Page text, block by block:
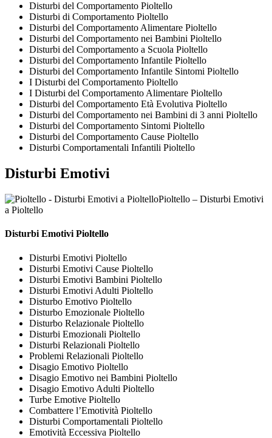
Disturbi del Comportamento Pioltello
Disturbi di Comportamento Pioltello
Disturbi del Comportamento Alimentare Pioltello
Disturbi del Comportamento nei Bambini Pioltello
Disturbi del Comportamento a Scuola Pioltello
Disturbi del Comportamento Infantile Pioltello
Disturbi del Comportamento Infantile Sintomi Pioltello
I Disturbi del Comportamento Pioltello
I Disturbi del Comportamento Alimentare Pioltello
Disturbi del Comportamento Età Evolutiva Pioltello
Disturbi del Comportamento nei Bambini di 3 anni Pioltello
Disturbi del Comportamento Sintomi Pioltello
Disturbi del Comportamento Cause Pioltello
Disturbi Comportamentali Infantili Pioltello
Disturbi Emotivi
Pioltello – Disturbi Emotivi
a Pioltello
Disturbi Emotivi Pioltello
Disturbi Emotivi Pioltello
Disturbi Emotivi Cause Pioltello
Disturbi Emotivi Bambini Pioltello
Disturbi Emotivi Adulti Pioltello
Disturbo Emotivo Pioltello
Disturbo Emozionale Pioltello
Disturbo Relazionale Pioltello
Disturbi Emozionali Pioltello
Disturbi Relazionali Pioltello
Problemi Relazionali Pioltello
Disagio Emotivo Pioltello
Disagio Emotivo nei Bambini Pioltello
Disagio Emotivo Adulti Pioltello
Turbe Emotive Pioltello
Combattere l’Emotività Pioltello
Disturbi Comportamentali Pioltello
Emotività Eccessiva Pioltello